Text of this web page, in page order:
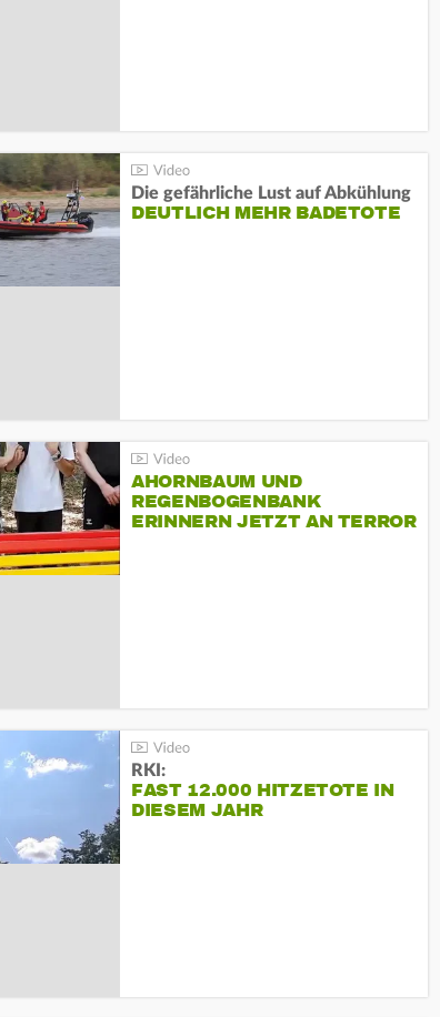
Die gefährliche Lust auf Abkühlung
DEUTLICH MEHR BADETOTE
AHORNBAUM UND
REGENBOGENBANK
ERINNERN JETZT AN TERROR
RKI:
FAST 12.000 HITZETOTE IN
DIESEM JAHR